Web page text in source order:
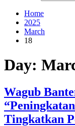
Home
2025
March
18
Day:
Wagub
Tingkatkan